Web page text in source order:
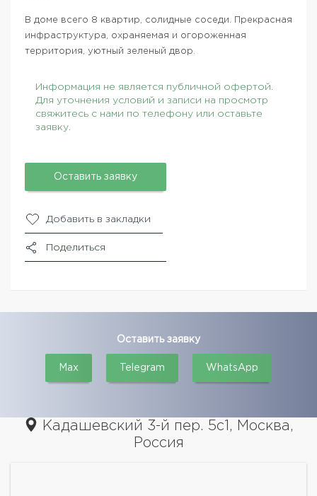
В доме всего 8 квартир, солидные соседи. Прекрасная
инфраструктура, охраняемая и огороженная
территория, уютный зеленый двор.
Информация не является публичной офертой.
Для уточнения условий и записи на просмотр
свяжитесь с нами по телефону или оставьте
заявку.
Оставить заявку
Добавить в закладки
Поделиться
Оставить заявку
Max Telegram WhatsApp
Кадашевский 3-й пер. 5с1, Москва,
Россия